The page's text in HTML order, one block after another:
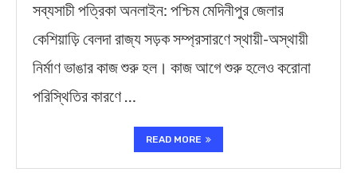
সব্যসাচী পত্রিকা অনলাইন: পশ্চিম মেদিনীপুর জেলার
কেশিয়াড়ি বেলদা রাজ্য সড়ক সম্প্রসারণে স্থায়ী-অস্থায়ী
নির্মাণ ভাঙার কাজ শুরু হল। কাজ আগে শুরু হলেও করোনা
পরিস্থিতির কারণে …
READ MORE